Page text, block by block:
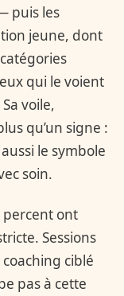
puis les
jeune, dont
qui le voient
voile,
qu’un signe :
le symbole
soin.
percent ont
Sessions
ciblé
pas à cette